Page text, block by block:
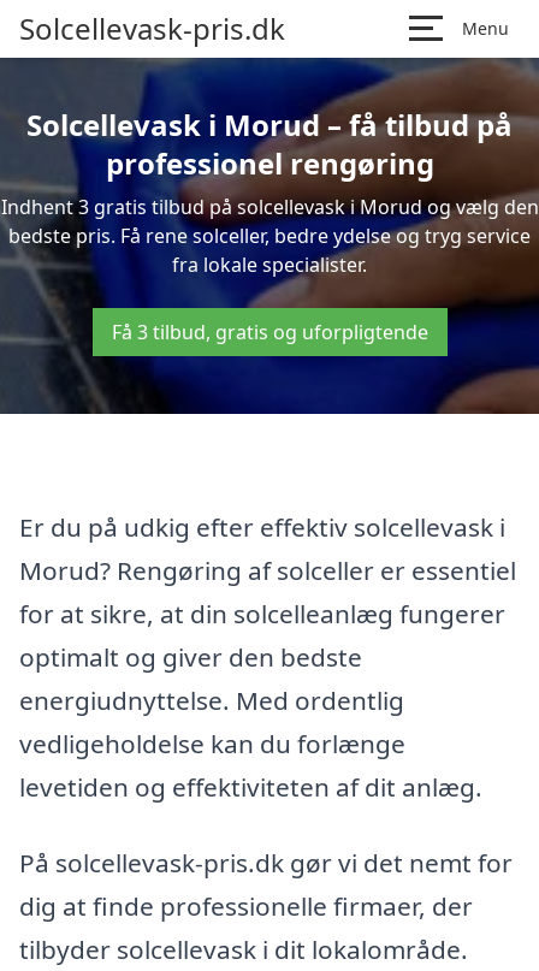
Solcellevask-pris.dk Menu
Solcellevask i Morud – få tilbud på
professionel rengøring
Indhent 3 gratis tilbud på solcellevask i Morud og vælg den
bedste pris. Få rene solceller, bedre ydelse og tryg service
fra lokale specialister.
Få 3 tilbud, gratis og uforpligtende
Er du på udkig efter effektiv solcellevask i
Morud? Rengøring af solceller er essentiel
for at sikre, at din solcelleanlæg fungerer
optimalt og giver den bedste
energiudnyttelse. Med ordentlig
vedligeholdelse kan du forlænge
levetiden og effektiviteten af dit anlæg.
På solcellevask-pris.dk gør vi det nemt for
dig at finde professionelle firmaer, der
tilbyder solcellevask i dit lokalområde.